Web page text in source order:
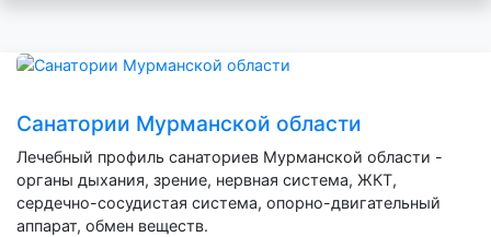
Санатории Мурманской области
Лечебный профиль санаториев Мурманской области -
органы дыхания, зрение, нервная система, ЖКТ,
сердечно-сосудистая система, опорно-двигательный
аппарат, обмен веществ.